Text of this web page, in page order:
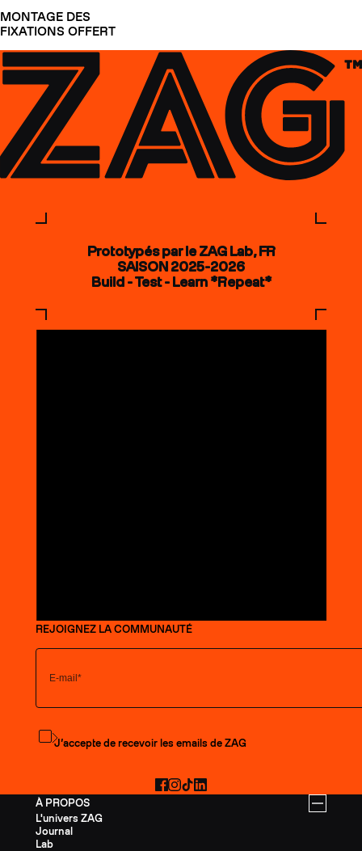
MONTAGE DES
FIXATIONS OFFERT
À PROPOS
L'univers ZAG
Journal
Lab
Prototypés par le ZAG Lab, FR
SAISON 2025-2026
Build - Test - Learn *Repeat*
REJOIGNEZ LA COMMUNAUTÉ
S'abonner à la newsletter
J’accepte de recevoir les emails de ZAG
Facebook
Instagram
TikTokLinkedIn